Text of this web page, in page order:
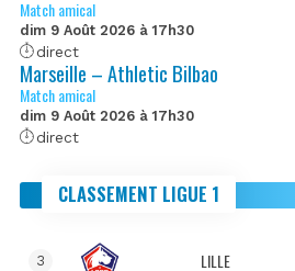
Match amical
dim 9 Août 2026 à 17h30
direct
Marseille – Athletic Bilbao
Match amical
dim 9 Août 2026 à 17h30
direct
CLASSEMENT LIGUE 1
3 LILLE